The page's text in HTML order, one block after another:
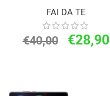
FAI DA TE
€40,00 €28,90